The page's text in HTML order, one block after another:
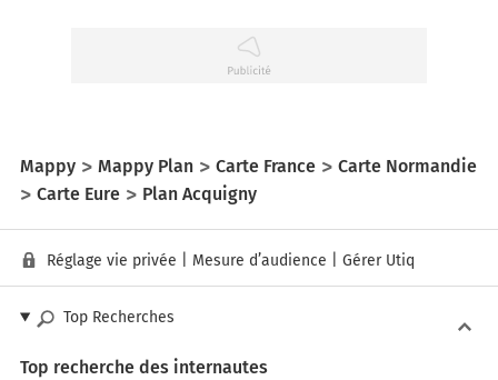
Mappy Mappy Plan Carte France
Carte Normandie
Carte Eure
Plan Acquigny
Réglage vie privée Mesure d’audience Gérer Utiq
Top Recherches
Top recherche des internautes